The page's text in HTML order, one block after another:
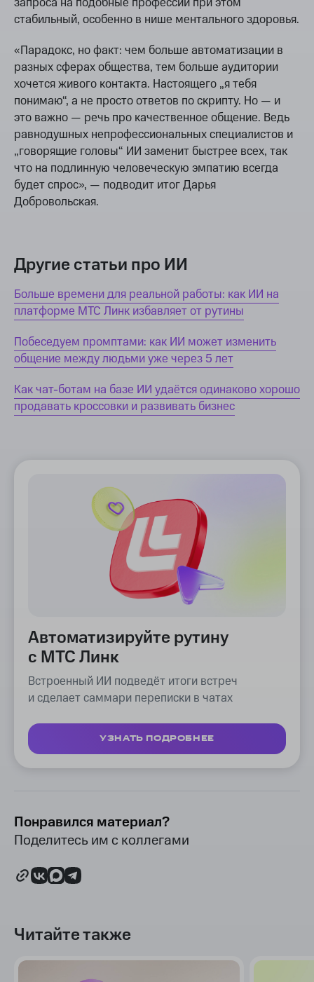
стабильный, особенно в нише ментального здоровья.
«Парадокс, но факт: чем больше автоматизации в
разных сферах общества, тем больше аудитории
хочется живого контакта. Настоящего „я тебя
понимаю“, а не просто ответов по скрипту. Но — и
это важно — речь про качественное общение. Ведь
равнодушных непрофессиональных специалистов и
„говорящие головы“ ИИ заменит быстрее всех, так
что на подлинную человеческую эмпатию всегда
будет спрос», — подводит итог Дарья
Добровольская.
Другие статьи про ИИ
Больше времени для реальной работы: как ИИ на
платформе МТС Линк избавляет от рутины
Побеседуем промптами: как ИИ может изменить
общение между людьми уже через 5 лет
Как чат-ботам на базе ИИ удаётся одинаково хорошо
продавать кроссовки и развивать бизнес
Автоматизируйте рутину
с МТС Линк
Встроенный ИИ подведёт итоги встреч
и сделает саммари переписки в чатах
УЗНАТЬ ПОДРОБНЕЕ
Понравился материал?
Поделитесь им с коллегами
Читайте также